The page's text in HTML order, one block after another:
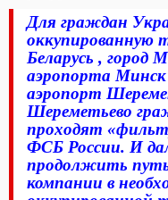
Для граждан
оккупированную
Беларусь , город
аэропорта Минск
аэропорт
Шереметьево
проходят
ФСБ России. И
продолжить
компании в